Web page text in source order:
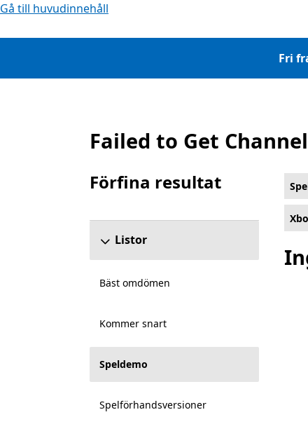
Gå till huvudinnehåll
Fri
Lista Microsoft.com
Failed to Get Channel
Förfina resultat
Listor
Bäst omdömen
Kommer snart
Speldemo
Spelförhandsversioner